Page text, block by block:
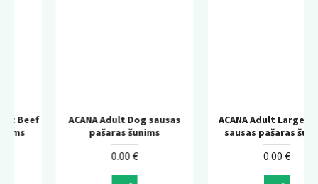
ACANA Adult Dog sausas
pašaras šunims
ACANA Adult Large Breed
sausas pašaras šunims